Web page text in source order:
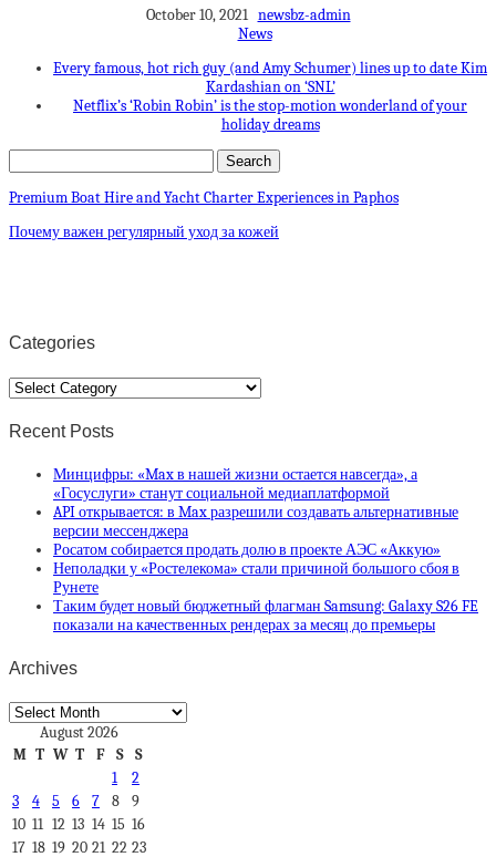
October 10, 2021 newsbz-admin
News
Every famous, hot rich guy (and Amy Schumer) lines up to date Kim
Kardashian on ‘SNL’
Netflix’s ‘Robin Robin’ is the stop-motion wonderland of your
holiday dreams
Premium Boat Hire and Yacht Charter Experiences in Paphos
Почему важен регулярный уход за кожей
Categories
Categories
Recent Posts
Минцифры: «Max в нашей жизни остается навсегда», а
«Госуслуги» станут социальной медиаплатформой
API открывается: в Max разрешили создавать альтернативные
версии мессенджера
Росатом собирается продать долю в проекте АЭС «Аккую»
Неполадки у «Ростелекома» стали причиной большого сбоя в
Рунете
Таким будет новый бюджетный флагман Samsung: Galaxy S26 FE
показали на качественных рендерах за месяц до премьеры
Archives
Archives
August 2026
M T W T F S
S
1
2
3
4 5 6 7 8
9
10 11 12 13 14 15 16
17 18 19 20 21 22 23